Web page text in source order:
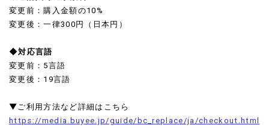
変更前：購入金額の10%
変更後：一律300円（日本円）
◆対応言語
変更前：5言語
変更後：19言語
▼ご利用方法など詳細はこちら
https://media.buyee.jp/guide/bc_replace/ja/checkout.html